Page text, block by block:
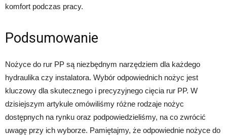
komfort podczas pracy.
Podsumowanie
Nożyce do rur PP są niezbędnym narzędziem dla każdego
hydraulika czy instalatora. Wybór odpowiednich nożyc jest
kluczowy dla skutecznego i precyzyjnego cięcia rur PP. W
dzisiejszym artykule omówiliśmy różne rodzaje nożyc
dostępnych na rynku oraz podpowiedzieliśmy, na co zwrócić
uwagę przy ich wyborze. Pamiętajmy, że odpowiednie nożyce do